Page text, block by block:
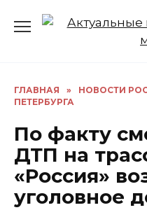
ГЛАВНАЯ » НОВОСТИ
ПЕТЕРБУРГА
По факту
ДТП на
«Россия»
уголовное